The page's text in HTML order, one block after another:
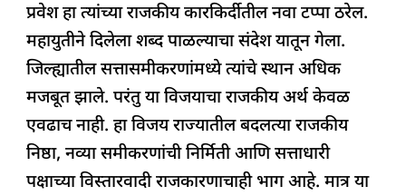
प्रवेश हा त्यांच्या राजकीय कारकिर्दीतील नवा टप्पा ठरेल.
महायुतीने दिलेला शब्द पाळल्याचा संदेश यातून गेला.
जिल्ह्यातील सत्तासमीकरणांमध्ये त्यांचे स्थान अधिक
मजबूत झाले. परंतु या विजयाचा राजकीय अर्थ केवळ
एवढाच नाही. हा विजय राज्यातील बदलत्या राजकीय
निष्ठा, नव्या समीकरणांची निर्मिती आणि सत्ताधारी
पक्षाच्या विस्तारवादी राजकारणाचाही भाग आहे. मात्र या